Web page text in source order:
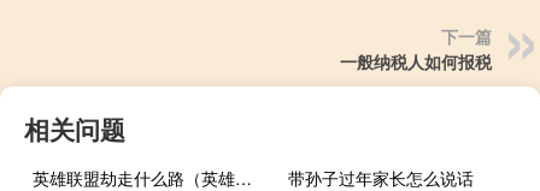
下一篇
一般纳税人如何报税
相关问题
英雄联盟劫走什么路（英雄联盟劫壁纸）
带孙子过年家长怎么说话